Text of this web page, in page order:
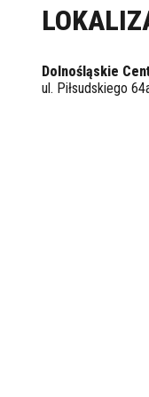
Dolnośląskie
ul. Piłsudskiego